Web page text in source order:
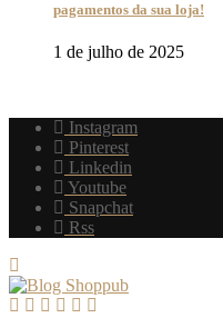
pagamentos da sua loja!
1 de julho de 2025
Instagram
Pinterest
Linkedin
Youtube
Snapchat
Rss